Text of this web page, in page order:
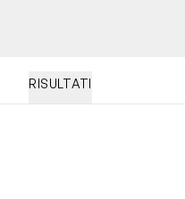
RISULTATI